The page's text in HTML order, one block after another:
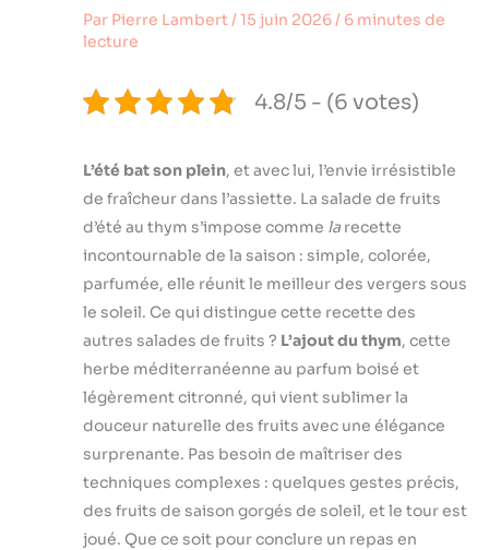
Par Pierre Lambert/15 juin 2026/ 6 minutes de
lecture
4.8/5 - (6 votes)
L’été bat son plein, et avec lui, l’envie irrésistible
de fraîcheur dans l’assiette. La salade de fruits
d’été au thym s’impose comme la recette
incontournable de la saison : simple, colorée,
parfumée, elle réunit le meilleur des vergers sous
le soleil. Ce qui distingue cette recette des
autres salades de fruits ? L’ajout du thym, cette
herbe méditerranéenne au parfum boisé et
légèrement citronné, qui vient sublimer la
douceur naturelle des fruits avec une élégance
surprenante. Pas besoin de maîtriser des
techniques complexes : quelques gestes précis,
des fruits de saison gorgés de soleil, et le tour est
joué. Que ce soit pour conclure un repas en